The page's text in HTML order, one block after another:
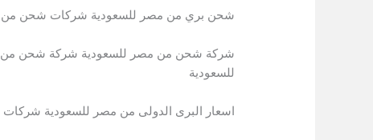
شحن بري من مصر للسعودية شركات شحن من
شركة شحن من مصر للسعودية شركة شحن من
للسعودية
اسعار البرى الدولى من مصر للسعودية